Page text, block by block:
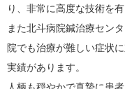
り、非常に高度な技術を有
また北斗病院鍼治療セン
院でも治療が難しい症状
実績があります。
人柄も穏やかで真摯に患